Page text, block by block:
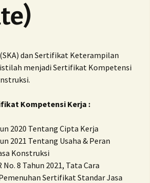
dan Sertifikat Keterampilan
menjadi Sertifikat Kompetensi
Kompetensi Kerja :
2020 Tentang Cipta Kerja
2021 Tentang Usaha & Peran
Konstruksi
No. 8 Tahun 2021, Tata Cara
Sertifikat Standar Jasa